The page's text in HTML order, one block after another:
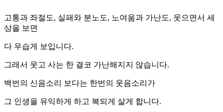
고통과 좌절도, 실패와 분노도, 노여움과 가난도, 웃으면서 세
상을 보면
다 우습게 보입니다.
그래서 웃고 사는 한 결코 가난해지지 않습니다.
백번의 신음소리 보다는 한번의 웃음소리가
그 인생을 유익하게 하고 복되게 살게 합니다.